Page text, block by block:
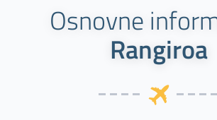
Osnovne
Rangiroa